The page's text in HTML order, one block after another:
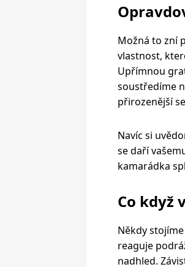
Možná to zní
vlastnost,
Upřímnou
soustředíme
přirozenější
Navíc si
se daří
kamarádka
Co když
Někdy
reaguje
nadhled.